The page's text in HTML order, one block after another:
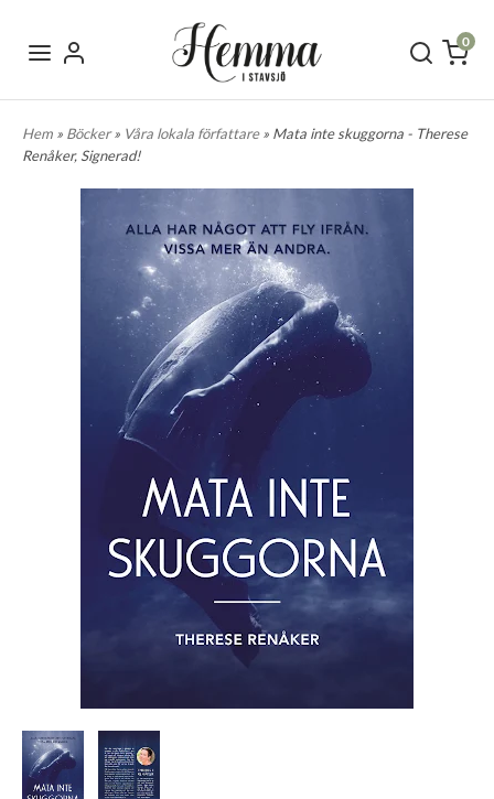
0
Hem » Böcker» Våra lokala författare» Mata inte skuggorna - Therese
Renåker, Signerad!